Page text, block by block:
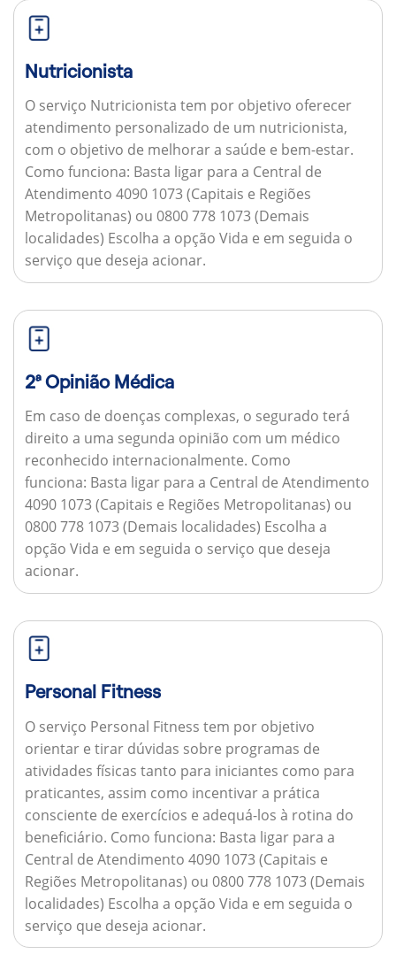
Nutricionista
O serviço Nutricionista tem por objetivo oferecer
atendimento personalizado de um nutricionista,
com o objetivo de melhorar a saúde e bem-estar.
Como funciona: Basta ligar para a Central de
Atendimento 4090 1073 (Capitais e Regiões
Metropolitanas) ou 0800 778 1073 (Demais
localidades) Escolha a opção Vida e em seguida o
serviço que deseja acionar.
2ª Opinião Médica
Em caso de doenças complexas, o segurado terá
direito a uma segunda opinião com um médico
reconhecido internacionalmente. Como
funciona: Basta ligar para a Central de Atendimento
4090 1073 (Capitais e Regiões Metropolitanas) ou
0800 778 1073 (Demais localidades) Escolha a
opção Vida e em seguida o serviço que deseja
acionar.
Personal Fitness
O serviço Personal Fitness tem por objetivo
orientar e tirar dúvidas sobre programas de
atividades físicas tanto para iniciantes como para
praticantes, assim como incentivar a prática
consciente de exercícios e adequá-los à rotina do
beneficiário. Como funciona: Basta ligar para a
Central de Atendimento 4090 1073 (Capitais e
Regiões Metropolitanas) ou 0800 778 1073 (Demais
localidades) Escolha a opção Vida e em seguida o
serviço que deseja acionar.